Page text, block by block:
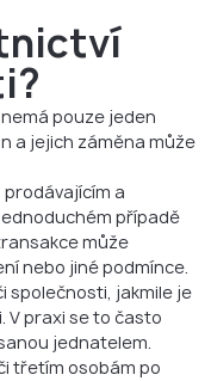
pouze jeden
a jejich záměna může
a
případě
může
nebo jiné podmínce.
společnosti, jakmile je
V praxi se to často
jednatelem.
třetím osobám po